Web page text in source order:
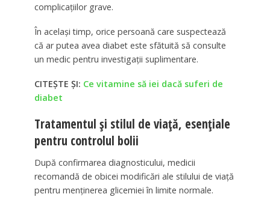
complicațiilor grave.
În același timp, orice persoană care suspectează
că ar putea avea diabet este sfătuită să consulte
un medic pentru investigații suplimentare.
CITEȘTE ȘI: Ce vitamine să iei dacă suferi de
diabet
Tratamentul și stilul de viață, esențiale
pentru controlul bolii
După confirmarea diagnosticului, medicii
recomandă de obicei modificări ale stilului de viață
pentru menținerea glicemiei în limite normale.